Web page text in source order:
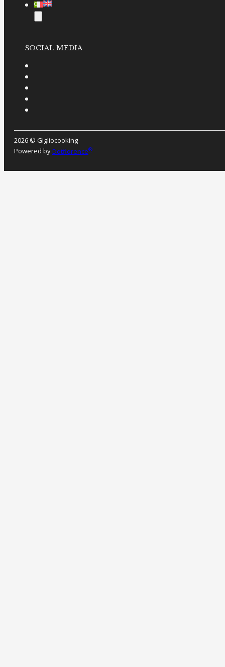
SOCIAL MEDIA
2026 © Gigliocooking
Powered byDotflorence®